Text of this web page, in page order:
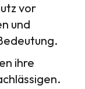
vor
und
ihre